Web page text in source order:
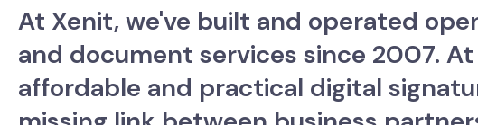
At Xenit, we've built and operated
and document services since 2007.
affordable and practical digital